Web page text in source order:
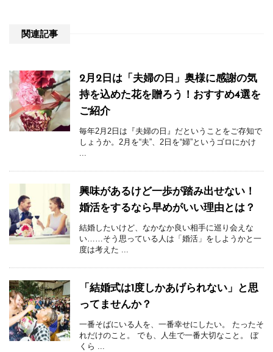
関連記事
2月2日は「夫婦の日」奥様に感謝の気
持を込めた花を贈ろう！おすすめ4選を
ご紹介
毎年2月2日は『夫婦の日』だということをご存知で
しょうか。2月を“夫”、2日を“婦”というゴロにかけ
興味があるけど一歩が踏み出せない！
婚活をするなら早めがいい理由とは？
結婚したいけど、なかなか良い相手に巡り会えな
い……そう思っている人は「婚活」をしようかと一
度は考えた ...
「結婚式は1度しかあげられない」と思
ってませんか？
一番そばにいる人を、一番幸せにしたい。 たったそ
れだけのこと。 でも、人生で一番大切なこと。 ぼ
くら ...